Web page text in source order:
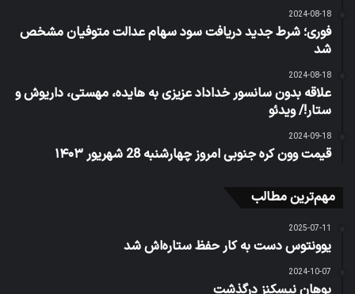
2024-08-18
فوری؛ شرط جدید دریافت سود سهام عدالت متوفیان مشخص
شد
2024-08-18
علاقه بدون سانسور خداداد عزیزی به هایده، مهستی، داریوش و
ستار!/ ویدئو
2024-09-18
قیمت وون کره جنوبی امروز چهارشنبه 28 شهریور ۱۴۰۳
مهم‌ترین مطالب
2025-07-11
یوونتوس دست به کار حفظ ستاره‌اش شد
2024-10-07
یوهان نیسکنز درگذشت